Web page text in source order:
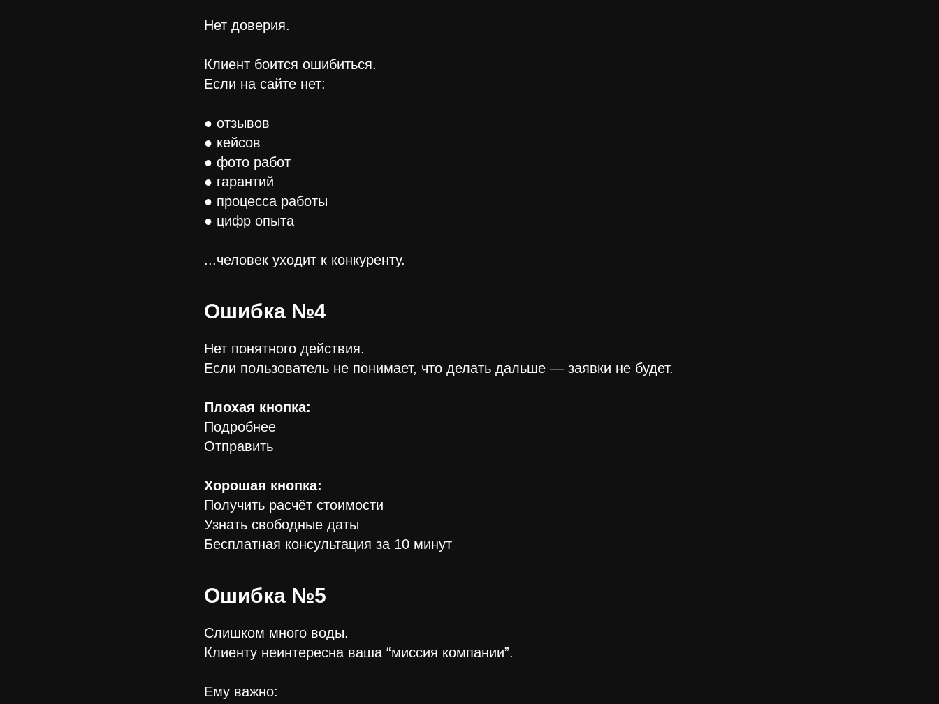
Нет доверия.
Клиент боится ошибиться.
Если на сайте нет:
● отзывов
● кейсов
● фото работ
● гарантий
● процесса работы
● цифр опыта
...человек уходит к конкуренту.
Ошибка №4
Нет понятного действия.
Если пользователь не понимает, что делать дальше — заявки не будет.
Плохая кнопка:
Подробнее
Отправить
Хорошая кнопка:
Получить расчёт стоимости
Узнать свободные даты
Бесплатная консультация за 10 минут
Ошибка №5
Слишком много воды.
Клиенту неинтересна ваша “миссия компании”.
Ему важно: